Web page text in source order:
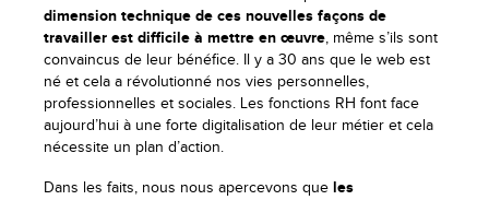
dimension technique de ces nouvelles façons de
travailler est difficile à mettre en œuvre, même s’ils sont
convaincus de leur bénéfice. Il y a 30 ans que le web est
né et cela a révolutionné nos vies personnelles,
professionnelles et sociales. Les fonctions RH font face
aujourd’hui à une forte digitalisation de leur métier et cela
nécessite un plan d’action.
Dans les faits, nous nous apercevons que les